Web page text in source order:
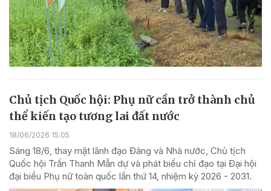
Chủ tịch Quốc hội: Phụ nữ cần trở thành chủ
thể kiến tạo tương lai đất nước
18/06/2026 15:05
Sáng 18/6, thay mặt lãnh đạo Đảng và Nhà nước, Chủ tịch
Quốc hội Trần Thanh Mẫn dự và phát biểu chỉ đạo tại Đại hội
đại biểu Phụ nữ toàn quốc lần thứ 14, nhiệm kỳ 2026 - 2031.